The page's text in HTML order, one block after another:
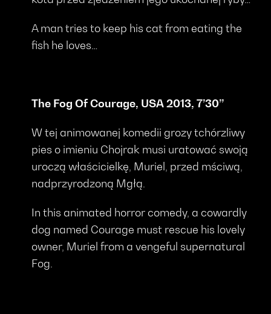
A man tries to keep his cat from eating the
fish he loves…
The Fog Of Courage, USA 2013, 7’30’’
W tej animowanej komedii grozy tchórzliwy
pies o imieniu Chojrak musi uratować swoją
uroczą właścicielkę, Muriel, przed mściwą,
nadprzyrodzoną Mgłą.
In this animated horror comedy, a cowardly
dog named Courage must rescue his lovely
owner, Muriel from a vengeful supernatural
Fog.